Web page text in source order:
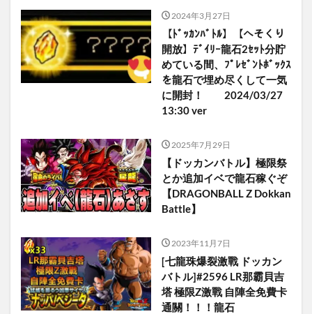
2024年3月27日
【ﾄﾞｯｶﾝﾊﾞﾄﾙ】【へそくり
開放】ﾃﾞｲﾘｰ龍石2ｾｯﾄ分貯
めている間、ﾌﾟﾚｾﾞﾝﾄﾎﾞｯｸｽ
を龍石で埋め尽くして一気
に開封！ 2024/03/27
13:30 ver
2025年7月29日
【ドッカンバトル】極限祭
とか追加イベで龍石稼ぐぞ
【DRAGONBALL Z Dokkan
Battle】
2023年11月7日
[七龍珠爆裂激戰 ドッカン
バトル]#2596 LR那霸貝吉
塔 極限Z激戰 自陣全免費卡
通關！！！龍石